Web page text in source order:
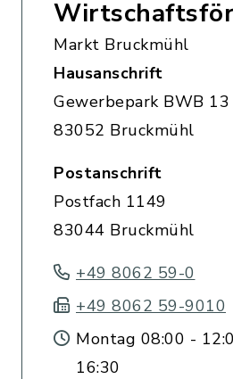
Markt Bruckmühl
Hausanschrift
Gewerbepark BWB 13
83052 Bruckmühl
Postanschrift
Postfach 1149
83044 Bruckmühl
+49 8062 59-0
+49 8062 59-9010
Montag 08:00 -
16:30